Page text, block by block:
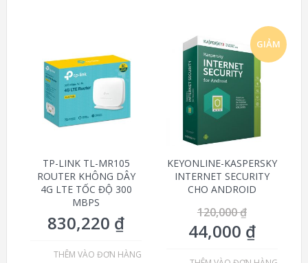
TP-LINK TL-MR105
ROUTER KHÔNG DÂY
4G LTE TỐC ĐỘ 300
MBPS
830,220 ₫
THÊM VÀO ĐƠN HÀNG
GIẢM
GIÁ!
KEYONLINE-KASPERSKY
INTERNET SECURITY
CHO ANDROID
120,000₫
44,000 ₫